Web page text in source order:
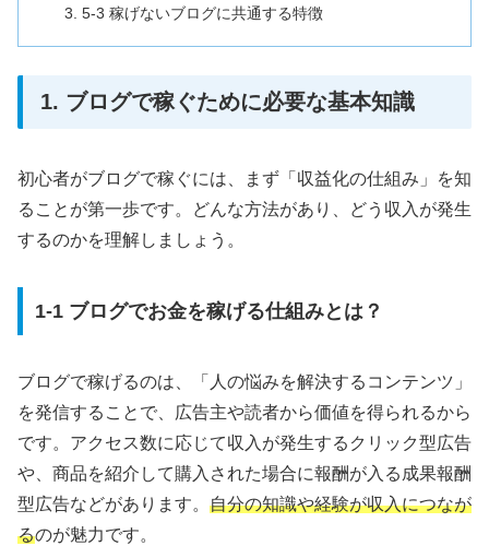
5-3 稼げないブログに共通する特徴
1. ブログで稼ぐために必要な基本知識
初心者がブログで稼ぐには、まず「収益化の仕組み」を知
ることが第一歩です。どんな方法があり、どう収入が発生
するのかを理解しましょう。
1-1 ブログでお金を稼げる仕組みとは？
ブログで稼げるのは、「人の悩みを解決するコンテンツ」
を発信することで、広告主や読者から価値を得られるから
です。アクセス数に応じて収入が発生するクリック型広告
や、商品を紹介して購入された場合に報酬が入る成果報酬
型広告などがあります。 自分の知識や経験が収入につなが
るのが魅力です。